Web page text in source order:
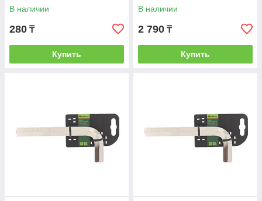
В наличии
280 ₸
Купить
В наличии
2 790 ₸
Купить